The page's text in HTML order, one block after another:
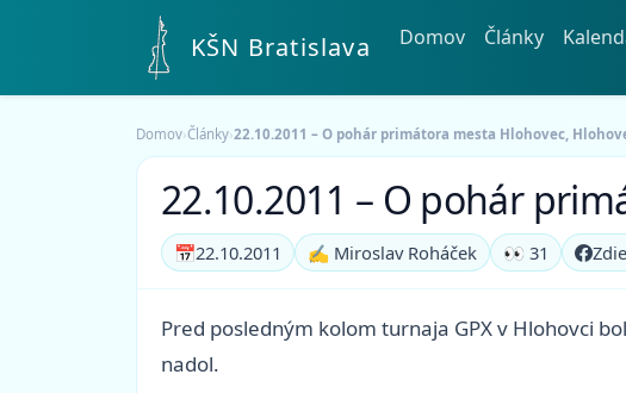
KŠN Bratislava Domov Články
Domov›Články›22.10.2011 – O pohár primátora mesta Hlohovec,
22.10.2011 – O pohár
📅22.10.2011 ✍️ Miroslav Roháček 👀 31
Pred posledným kolom turnaja GPX v Hlohovci
nadol.